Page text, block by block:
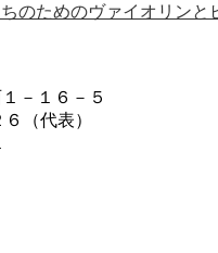
のためのヴァイオリンと
－１６－５
（代表）